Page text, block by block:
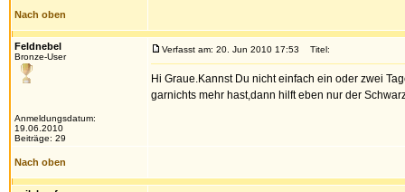
Nach oben
Feldnebel
Bronze-User
Anmeldungsdatum:
19.06.2010
Beiträge: 29
Verfasst am: 20. Jun 2010 17:53 Titel:
Hi Graue.Kannst Du nicht einfach ein oder zwei
garnichts mehr hast,dann hilft eben nur der
Nach oben